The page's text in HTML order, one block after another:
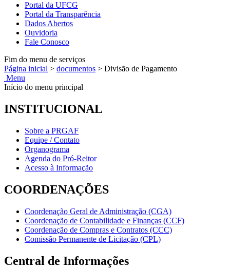
Portal da UFCG
Portal da Transparência
Dados Abertos
Ouvidoria
Fale Conosco
Fim do menu de serviços
Página inicial > documentos > Divisão de Pagamento
Menu
Início do menu principal
INSTITUCIONAL
Sobre a PRGAF
Equipe / Contato
Organograma
Agenda do Pró-Reitor
Acesso à Informação
COORDENAÇÕES
Coordenação Geral de Administração (CGA)
Coordenação de Contabilidade e Finanças (CCF)
Coordenação de Compras e Contratos (CCC)
Comissão Permanente de Licitação (CPL)
Central de Informações